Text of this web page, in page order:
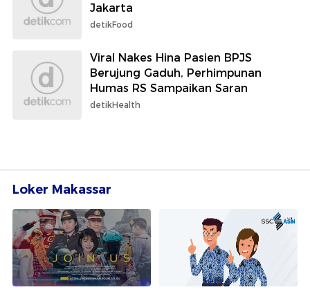
Jakarta
detikFood
Viral Nakes Hina Pasien BPJS
Berujung Gaduh, Perhimpunan
Humas RS Sampaikan Saran
detikHealth
Loker Makassar